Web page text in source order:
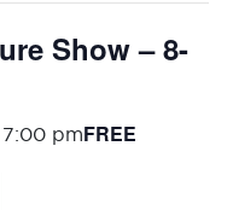
Show – 8-
7:00 pmFREE